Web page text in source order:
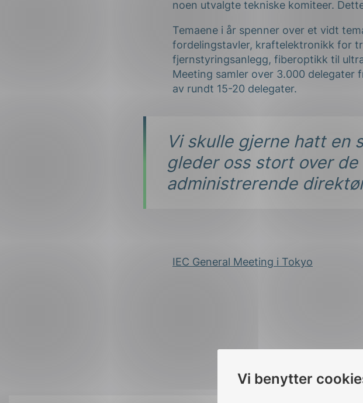
Vi benytter
Forsvar og beredskap
Industri og automatisering
Lavspenning
Maritime elinstallasjoner
Samferdsel
Velferdsteknologi
Norsk English
noen utvalgte tekniske komiteer.
Temaene i år spenner over et vidt
fordelingstavler, kraftelektronikk for
fjernstyringsanlegg, fiberoptikk til
Meeting samler over 3.000 delegater
av rundt 15-20 delegater.
Vi skulle gjerne hatt en
gleder oss stort over
administrerende
IEC General Meeting i Tokyo